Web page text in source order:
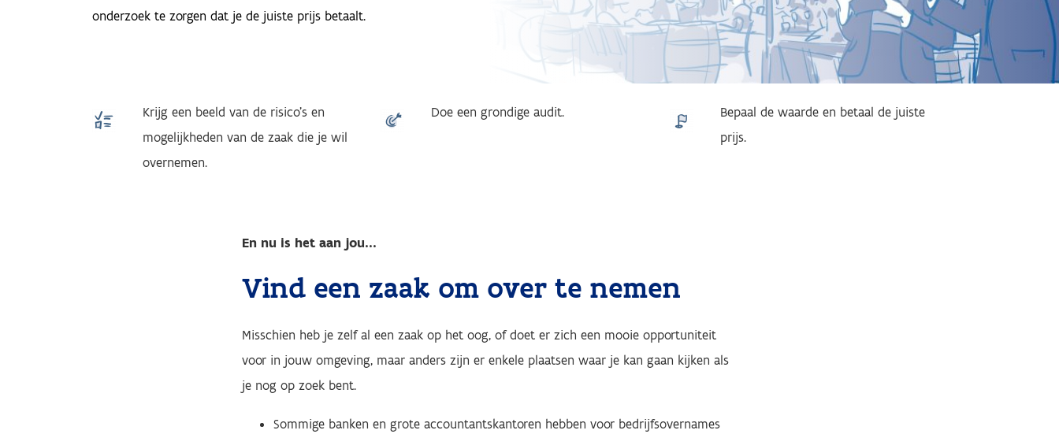
onderzoek te zorgen dat je de juiste prijs betaalt.
Krijg een beeld van de risico’s en
mogelijkheden van de zaak die je wil
overnemen.
Doe een grondige audit.
Bepaal de waarde en betaal de juiste
prijs.
En nu is het aan jou...
Vind een zaak om over te nemen
Misschien heb je zelf al een zaak op het oog, of doet er zich een mooie opportuniteit
voor in jouw omgeving, maar anders zijn er enkele plaatsen waar je kan gaan kijken als
je nog op zoek bent.
Sommige banken en grote accountantskantoren hebben voor bedrijfsovernames